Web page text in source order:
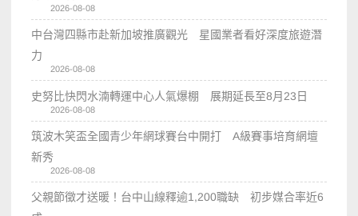
2026-08-08
中台灣四縣市赴新加坡推廣觀光 星國業者看好深度旅遊潛
力
2026-08-08
史努比快閃水湳轉運中心人氣爆棚 展期延長至8月23日
2026-08-08
筑波木笑盃全國青少年網球賽台中開打 A級賽事培育網壇
新秀
2026-08-08
父親節徵才送暖！台中山線釋逾1,200職缺 初步媒合率近6